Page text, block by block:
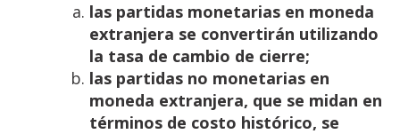
las partidas monetarias en moneda
extranjera se convertirán utilizando
la tasa de cambio de cierre;
las partidas no monetarias en
moneda extranjera, que se midan en
términos de costo histórico, se